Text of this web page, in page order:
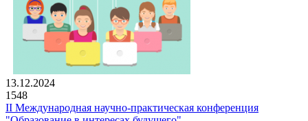
13.12.2024
1548
II Международная научно-практическая конференция